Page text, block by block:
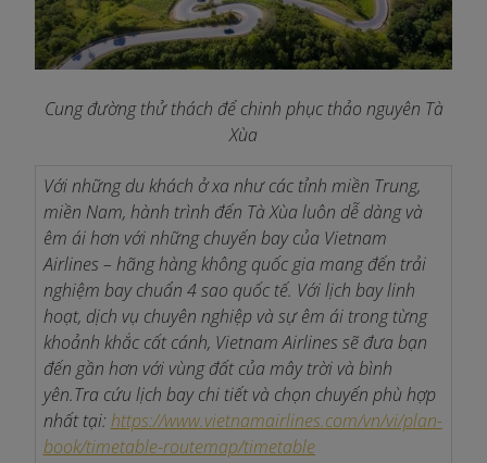
Cung đường thử thách để chinh phục thảo nguyên Tà
Xùa
Với những du khách ở xa như các tỉnh miền Trung,
miền Nam, hành trình đến Tà Xùa luôn dễ dàng và
êm ái hơn với những chuyến bay của Vietnam
Airlines – hãng hàng không quốc gia mang đến trải
nghiệm bay chuẩn 4 sao quốc tế. Với lịch bay linh
hoạt, dịch vụ chuyên nghiệp và sự êm ái trong từng
khoảnh khắc cất cánh, Vietnam Airlines sẽ đưa bạn
đến gần hơn với vùng đất của mây trời và bình
yên.Tra cứu lịch bay chi tiết và chọn chuyến phù hợp
nhất tại: https://www.vietnamairlines.com/vn/vi/plan-
book/timetable-routemap/timetable